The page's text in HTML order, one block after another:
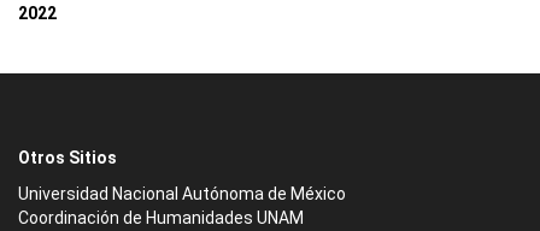
2022
Otros Sitios
Universidad Nacional Autónoma de México
Coordinación de Humanidades UNAM